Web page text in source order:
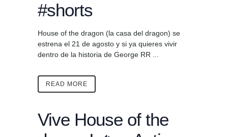
#shorts
House of the dragon (la casa del dragon) se
estrena el 21 de agosto y si ya quieres vivir
dentro de la historia de George RR ...
READ MORE
Vive House of the